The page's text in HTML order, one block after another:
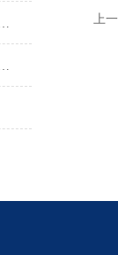
力学性能测试的核心组件解析
选型要点、稳定性及分类详解
上